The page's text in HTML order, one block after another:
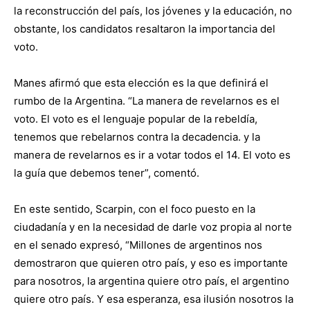
la reconstrucción del país, los jóvenes y la educación, no
obstante, los candidatos resaltaron la importancia del
voto.
Manes afirmó que esta elección es la que definirá el
rumbo de la Argentina. “La manera de revelarnos es el
voto. El voto es el lenguaje popular de la rebeldía,
tenemos que rebelarnos contra la decadencia. y la
manera de revelarnos es ir a votar todos el 14. El voto es
la guía que debemos tener”, comentó.
En este sentido, Scarpin, con el foco puesto en la
ciudadanía y en la necesidad de darle voz propia al norte
en el senado expresó, “Millones de argentinos nos
demostraron que quieren otro país, y eso es importante
para nosotros, la argentina quiere otro país, el argentino
quiere otro país. Y esa esperanza, esa ilusión nosotros la